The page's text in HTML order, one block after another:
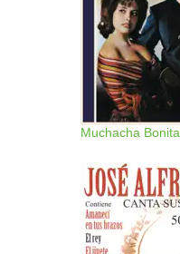
Muchacha Bonita